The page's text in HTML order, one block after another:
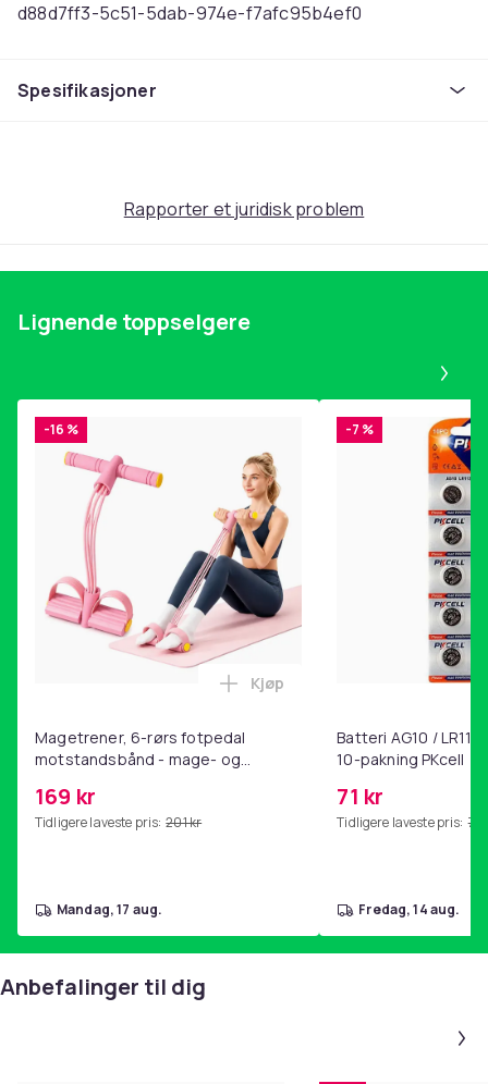
d88d7ff3-5c51-5dab-974e-f7afc95b4ef0
Spesifikasjoner
Rapporter et juridisk problem
Lignende toppselgere
-16 %
Magetrener, 6-rørs fotpedal
motstandsbånd - mage- og
hjemmegymnastikk Pink
169 kr
Tidligere laveste pris: 201 kr
Legg Magetrener, 6-rørs
Kjøp
mandag, 17 aug.
-7 %
Batteri AG10 /
10-pakning PKcell
71 kr
Tidligere laveste pris: 76
fredag, 14 aug.
Anbefalinger til dig